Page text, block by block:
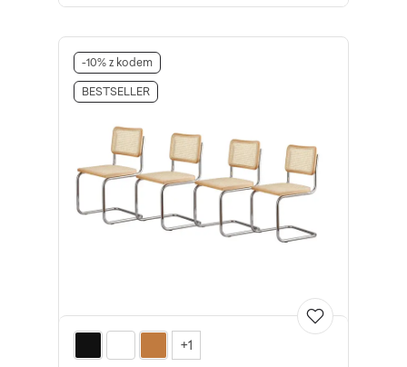
-10% z kodem
BESTSELLER
+1